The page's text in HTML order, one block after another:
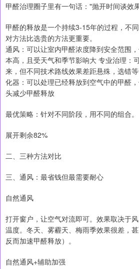
甲醛治理圈子里有一句话："抛开时间谈效
甲醛的释放是一个持续3-15年的过程，不
对方法比选贵的方法更重要。
通风：可以让室内甲醛浓度降到安全范围
本高，且受天气和季节影响大 专业治理：
来，但不同技术路线效果差距悬殊，选错
化器：可以处理已经释放到空气中的甲醛
头减少甲醛释放
最优策略：针对不同阶段，用不同的组合。
展开剩余82%
二、三种方法对比
三、通风：最省钱但最需要耐心
自然通风
打开窗户，让空气对流即可。效果取决于
温度。冬天、雾霾天、梅雨季效果很差，
反而加速甲醛释放）。
自然通风+辅助加强